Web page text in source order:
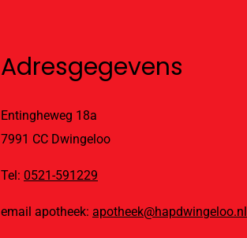
Adresgegevens
Entingheweg 18a
7991 CC Dwingeloo
Tel: 0521-591229
email apotheek: apotheek@hapdwingeloo.nl